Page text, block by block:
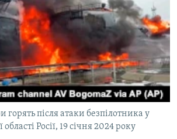
горять після атаки безпілотника у
Росії, 19 січня 2024 року